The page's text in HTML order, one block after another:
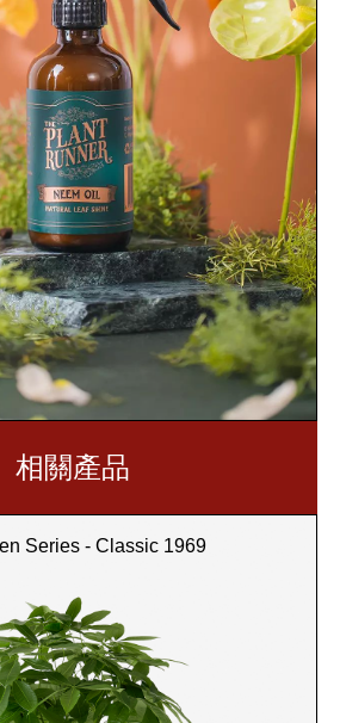
相關產品
Series - Classic 1969